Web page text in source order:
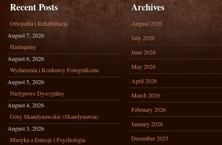
Recent Posts
Ortopedia i Rehabilitacja
August 7, 2026
Harlequiny
August 6, 2026
Wydarzenia i Konkursy Fotograficzne
August 5, 2026
Nietypowe Dyscypliny
August 4, 2026
Góry Skandynawskie (Skandynawia)
August 3, 2026
Muzyka a Emocje i Psychologia
Archives
August 2026
July 2026
June 2026
May 2026
April 2026
March 2026
February 2026
January 2026
December 2025